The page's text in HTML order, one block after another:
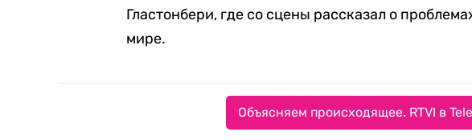
Гластонбери, где со сцены рассказал о
мире.
Объясняем происходящее. RTVI в